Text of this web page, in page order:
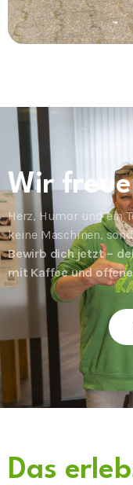
Wir
Herz, Humor und ein
keine Maschinen,
Bewirb dich jetzt –
mit Kaffee und
Das